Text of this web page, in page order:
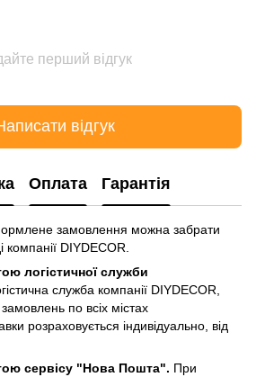
перший відгук
відгук
Оплата Гарантія
замовлення можна забрати
DIYDECOR.
логістичної служби
служба компанії DIYDECOR,
по всіх містах
розраховується індивідуально, від
сервісу "Нова Пошта". При